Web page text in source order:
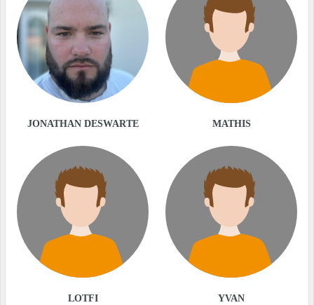
JONATHAN DESWARTE MATHIS
LOTFI YVAN